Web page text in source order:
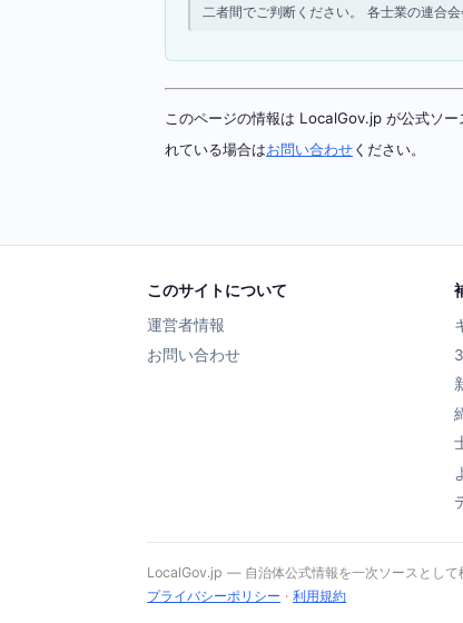
二者間でご判断ください。 各士業の連合
このページの情報は LocalGov.jp が公式ソ
れている場合はお問い合わせください。
このサイトについて
運営者情報
お問い合わせ
LocalGov.jp — 自治体公式情報を一次ソースとし
プライバシーポリシー · 利用規約